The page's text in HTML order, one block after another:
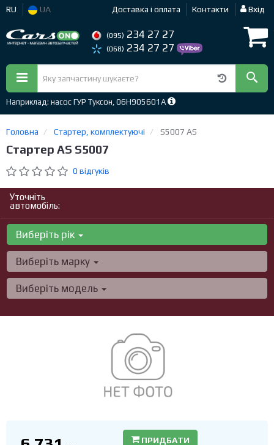
RU UA Доставка і оплата Контакти Вхід
(095) 234 27 27
(068) 234 27 27
Наприклад: насос ГУР Туксон, 06H905601A
Головна Стартер, комплектуючі S5007 AS
Стартер AS S5007
0 відгуків
Уточніть
автомобіль:
Виберіть рік
Виберіть марку
Виберіть модель
ПРИДБАТИ